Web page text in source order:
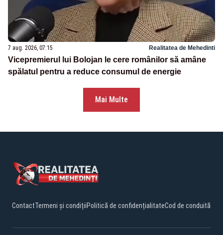
7 aug. 2026, 07:15 Realitatea de Mehedinti
Vicepremierul lui Bolojan le cere românilor să amâne
spălatul pentru a reduce consumul de energie
Mai Multe
ContactTermeni și condițiiPolitică de confidențialitateCod de conduită